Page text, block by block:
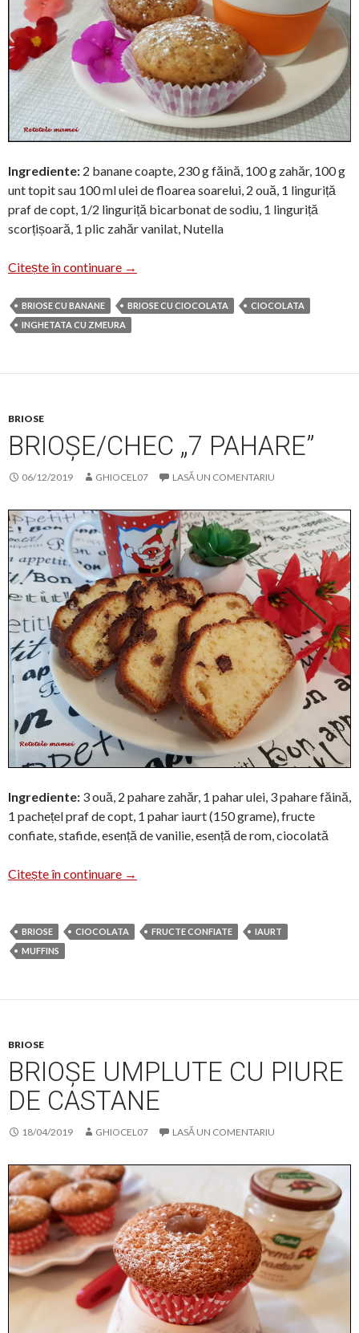
Ingrediente: 2 banane coapte, 230 g făină, 100 g zahăr, 100 g
unt topit sau 100 ml ulei de floarea soarelui, 2 ouă, 1 linguriță
praf de copt, 1/2 linguriță bicarbonat de sodiu, 1 linguriță
scorțișoară, 1 plic zahăr vanilat, Nutella
Citește în continuare Brioșe cu banane și Nutella
→
BRIOSE CU BANANE BRIOSE CU CIOCOLATA
CIOCOLATA
INGHETATA CU ZMEURA
BRIOSE
BRIOȘE/CHEC „7 PAHARE”
06/12/2019 GHIOCEL07 LASĂ UN COMENTARIU
Ingrediente: 3 ouă, 2 pahare zahăr, 1 pahar ulei, 3 pahare făină,
1 pachețel praf de copt, 1 pahar iaurt (150 grame), fructe
confiate, stafide, esență de vanilie, esență de rom, ciocolată
Citește în continuare Brioșe/chec „7 pahare”
→
BRIOSE CIOCOLATA FRUCTE CONFIATE
IAURT
MUFFINS
BRIOSE
BRIOȘE UMPLUTE CU PIURE
DE CASTANE
18/04/2019 GHIOCEL07 LASĂ UN COMENTARIU